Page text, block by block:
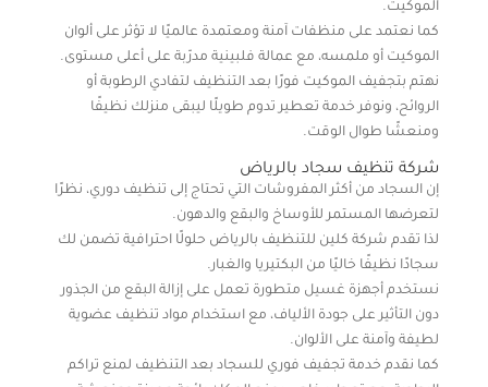
الموكيت.
كما نعتمد على منظفات آمنة ومعتمدة عالميًا لا تؤثر على ألوان
الموكيت أو ملمسه، مع عمالة فلبينية مدرّبة على أعلى مستوى.
نهتم بتجفيف الموكيت فورًا بعد التنظيف لتفادي الرطوبة أو
الروائح، ونوفر خدمة تعطير تدوم طويلًا ليبقى منزلك نظيفًا
ومنعشًا طوال الوقت.
شركة تنظيف سجاد بالرياض
إن السجاد من أكثر المفروشات التي تحتاج إلى تنظيف دوري، نظرًا
لتعرضها المستمر للأوساخ والبقع والدهون.
لذا تقدم شركة كلين للتنظيف بالرياض حلولًا احترافية تضمن لك
سجادًا نظيفًا خاليًا من البكتيريا والغبار.
نستخدم أجهزة غسيل متطورة تعمل على إزالة البقع من الجذور
دون التأثير على جودة الألياف، مع استخدام مواد تنظيف عضوية
لطيفة وآمنة على الألوان.
كما نقدم خدمة تجفيف فوري للسجاد بعد التنظيف لمنع تراكم